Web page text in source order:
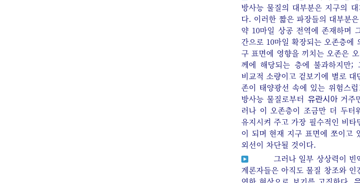
방사능 물질의 대부분은 지구의
다. 이러한 짧은 파장들의 대부분
약 10마일 상공 전역에 존재하며
간으로 10마일 확장되는 오존층에
구 표면에 영향을 끼치는 오존은
께에 해당되는 층에 불과하지만;
비교적 소량이고 겉보기에 별로 대
존이 태양광선 속에 있는 위험스
방사능 물질로부터 유란시아거주
러나 이 오존층이 조금만 더 두터
유지시켜 주고 가장 필수적인 비타
이 되며 현재 지구 표면에 쪼이고
외선이 차단될 것이다.
그러나 일부 상상력이 빈
계론자들은 아직도 물질 창조와